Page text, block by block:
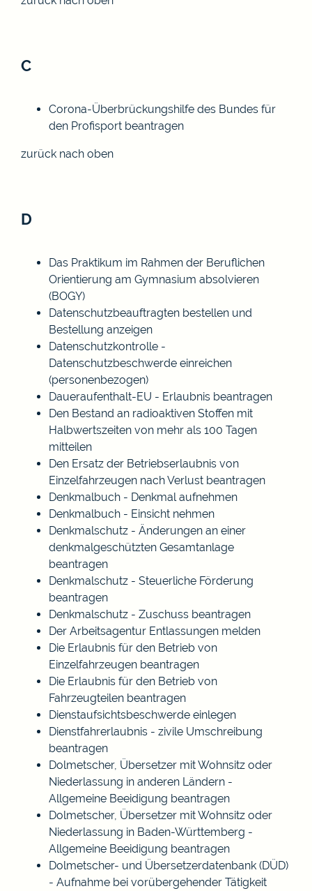
C
Corona-Überbrückungshilfe des Bundes für
den Profisport beantragen
zurück nach oben
D
Das Praktikum im Rahmen der Beruflichen
Orientierung am Gymnasium absolvieren
(BOGY)
Datenschutzbeauftragten bestellen und
Bestellung anzeigen
Datenschutzkontrolle -
Datenschutzbeschwerde einreichen
(personenbezogen)
Daueraufenthalt-EU - Erlaubnis beantragen
Den Bestand an radioaktiven Stoffen mit
Halbwertszeiten von mehr als 100 Tagen
mitteilen
Den Ersatz der Betriebserlaubnis von
Einzelfahrzeugen nach Verlust beantragen
Denkmalbuch - Denkmal aufnehmen
Denkmalbuch - Einsicht nehmen
Denkmalschutz - Änderungen an einer
denkmalgeschützten Gesamtanlage
beantragen
Denkmalschutz - Steuerliche Förderung
beantragen
Denkmalschutz - Zuschuss beantragen
Der Arbeitsagentur Entlassungen melden
Die Erlaubnis für den Betrieb von
Einzelfahrzeugen beantragen
Die Erlaubnis für den Betrieb von
Fahrzeugteilen beantragen
Dienstaufsichtsbeschwerde einlegen
Dienstfahrerlaubnis - zivile Umschreibung
beantragen
Dolmetscher, Übersetzer mit Wohnsitz oder
Niederlassung in anderen Ländern -
Allgemeine Beeidigung beantragen
Dolmetscher, Übersetzer mit Wohnsitz oder
Niederlassung in Baden-Württemberg -
Allgemeine Beeidigung beantragen
Dolmetscher- und Übersetzerdatenbank (DÜD)
- Aufnahme bei vorübergehender Tätigkeit